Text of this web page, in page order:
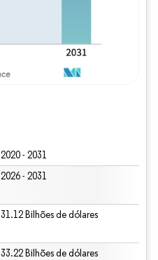
2020 - 2031
2026 - 2031
31.12 Bilhões de dólares
33.22 Bilhões de dólares